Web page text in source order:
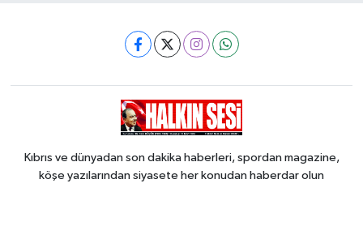
Kıbrıs ve dünyadan son dakika haberleri, spordan magazine,
köşe yazılarından siyasete her konudan haberdar olun